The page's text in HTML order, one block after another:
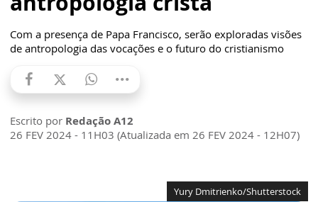
Com a presença de Papa Francisco, serão exploradas visões
de antropologia das vocações e o futuro do cristianismo
Escrito por Redação A12
26 FEV 2024 - 11H03 (Atualizada em 26 FEV 2024 - 12H07)
Yury Dmitrienko/Shutterstock